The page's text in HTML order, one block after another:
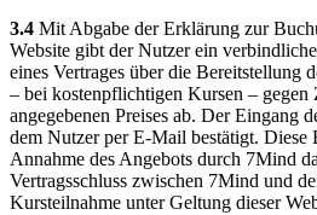
3.4 Mit Abgabe der Erklärung zur
Website gibt der Nutzer ein
eines Vertrages über die Bereitstellung
– bei kostenpflichtigen Kursen – gegen
angegebenen Preises ab. Der Eingang
dem Nutzer per E-Mail bestätigt. Diese
Annahme des Angebots durch 7Mind
Vertragsschluss zwischen 7Mind und
Kursteilnahme unter Geltung dieser